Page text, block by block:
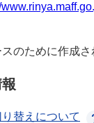
スのために作成
替えについて